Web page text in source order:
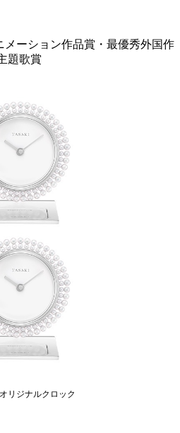
ーション作品賞・最優秀外国作
題歌賞
リジナルクロック